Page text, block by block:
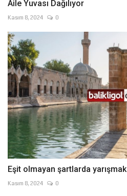
Aile Yuvası Dağılıyor
Kasım 8, 2024 0
Eşit olmayan şartlarda yarışmak
Kasım 8, 2024 0